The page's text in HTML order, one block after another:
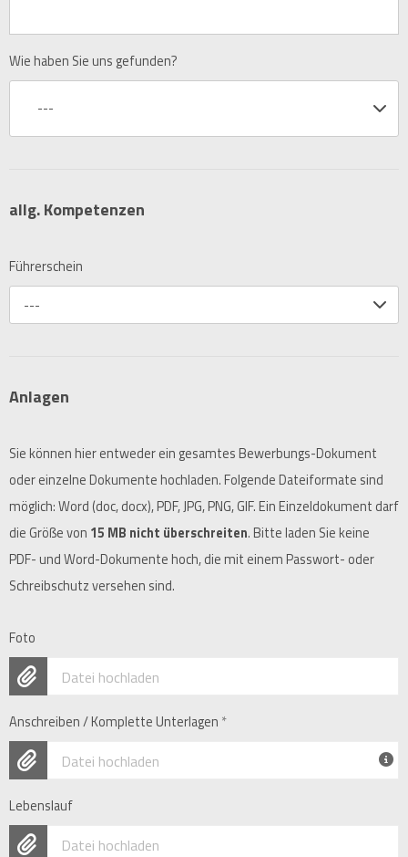
Wie haben Sie uns gefunden?
---
allg. Kompetenzen
Führerschein
---
Anlagen
Sie können hier entweder ein gesamtes Bewerbungs-Dokument
oder einzelne Dokumente hochladen. Folgende Dateiformate sind
möglich: Word (doc, docx), PDF, JPG, PNG, GIF. Ein Einzeldokument darf
die Größe von 15 MB nicht überschreiten. Bitte laden Sie keine
PDF- und Word-Dokumente hoch, die mit einem Passwort- oder
Schreibschutz versehen sind.
Foto
Datei hochladen
Anschreiben / Komplette Unterlagen *
Datei hochladen
Lebenslauf
Datei hochladen